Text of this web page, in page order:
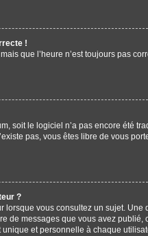
!
que l’heure n’est toujours pas
soit le logiciel n’a pas encore été
pas, vous êtes libre de vous
?
lorsque vous consultez un sujet.
de messages que vous avez
et personnelle à chaque